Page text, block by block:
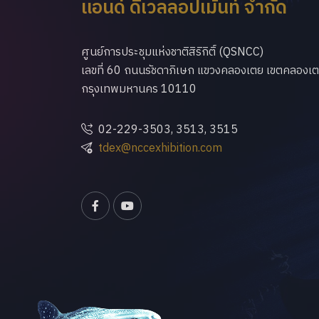
แอนด์ ดิเวลลอปเม้นท์ จำกัด
ศูนย์การประชุมแห่งชาติสิริกิติ์ (QSNCC)
เลขที่ 60 ถนนรัชดาภิเษก แขวงคลองเตย เขตคลองเ
กรุงเทพมหานคร 10110
02-229-3503, 3513, 3515
tdex@nccexhibition.com